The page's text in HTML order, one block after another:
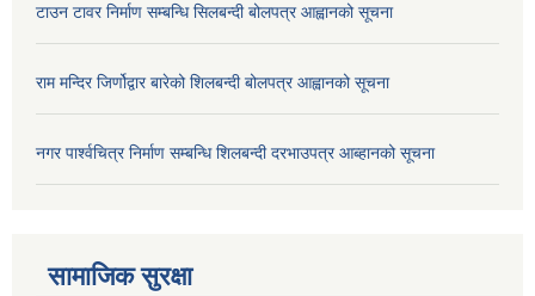
टाउन टावर निर्माण सम्बन्धि सिलबन्दी बोलपत्र आह्वानको सूचना
राम मन्दिर जिर्णोद्वार बारेको शिलबन्दी बोलपत्र आह्वानको सूचना
नगर पार्श्वचित्र निर्माण सम्बन्धि शिलबन्दी दरभाउपत्र आब्हानको सूचना
सामाजिक सुरक्षा